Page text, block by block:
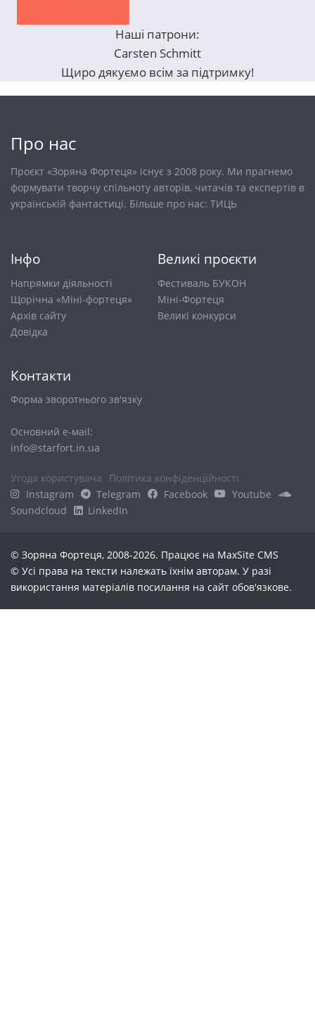
Наші патрони:
Carsten Schmitt
Щиро дякуємо всім за підтримку!
Про нас
Проєкт «Зоряна Фортеця» існує з 2008 року. Ми прагнемо
формувати творчу спільноту авторів, читачів та експертів в
українській фантастиці. Більше про нас: ТИЦЬ
Інфо
Напрямки діяльності
Щорічна «Міні-фортеця»
Архів сайту
Довiдка
Великі проєкти
Фестиваль БУКОН
Міні-Фортеця
Великі конкурси
Контакти
Форма зворотнього зв'язку
Основний е-маіl:
info@starfort.in.ua
Угода користувача
Політика конфіденційності
Instagram
Telegram Facebook
Youtube
Soundcloud
LinkedIn
© Зоряна Фортеця, 2008-2026. Працює на MaxSite CMS
© Усі права на тексти належать їхнім авторам. У разі
використання матеріалів посилання на сайт обов'язкове.